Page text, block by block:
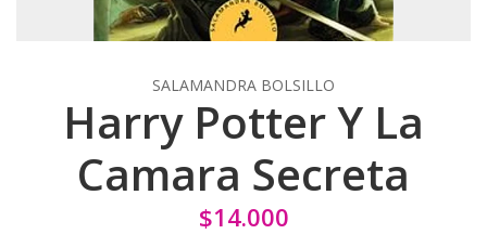
SALAMANDRA BOLSILLO
Harry Potter Y La
Camara Secreta
$14.000